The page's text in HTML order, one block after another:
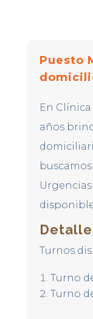
Puesto
En
años
Urgencias
Turnos
Turno
Turno